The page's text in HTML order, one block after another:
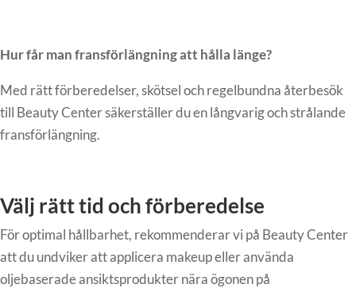
Hur får man fransförlängning att hålla länge?
Med rätt förberedelser, skötsel och regelbundna återbesök
till Beauty Center säkerställer du en långvarig och strålande
fransförlängning.
Välj rätt tid och förberedelse
För optimal hållbarhet, rekommenderar vi på Beauty Center
att du undviker att applicera makeup eller använda
oljebaserade ansiktsprodukter nära ögonen på